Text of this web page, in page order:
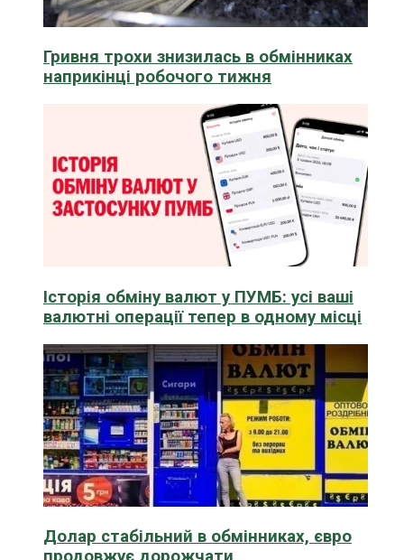
Гривня трохи знизилась в обмінниках
наприкінці робочого тижня
Історія обміну валют у ПУМБ: усі ваші
валютні операції тепер в одному місці
Долар стабільний в обмінниках, євро